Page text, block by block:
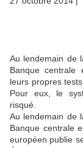
Au lendemain de
Banque centrale
leurs propres
Pour eux, le
risqué.
Au lendemain de
Banque centrale
européen publie